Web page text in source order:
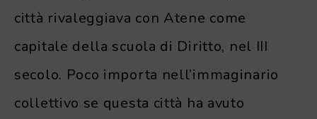
città rivaleggiava con Atene come
capitale della scuola di Diritto, nel III
secolo. Poco importa nell’immaginario
collettivo se questa città ha avuto